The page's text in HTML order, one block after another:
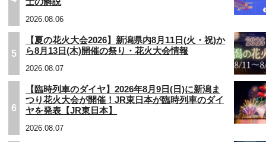
2026.08.06
5
【夏の花火大会2026】新潟県内8月11日(火・祝)か
ら8月13日(木)開催の祭り・花火大会情報
2026.08.07
6
【臨時列車のダイヤ】2026年8月9日(日)に新潟ま
つり花火大会が開催！JR東日本が臨時列車のダイ
ヤを発表【JR東日本】
2026.08.07